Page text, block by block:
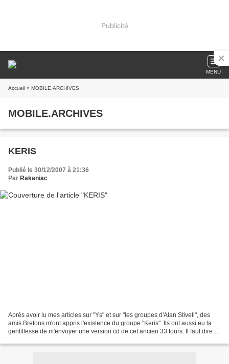
Publicité
MENU
Accueil » MOBILE.ARCHIVES
MOBILE.ARCHIVES
KERIS
Publié le 30/12/2007 à 21:36
Par Rakaniac
Après avoir lu mes articles sur "Ys" et sur "les groupes d'Alan Stivell", des
amis Bretons m'ont appris l'existence du groupe "Keris". Ils ont aussi eu la
gentillesse de m'envoyer une version cd de cet ancien 33 tours. Il faut dire